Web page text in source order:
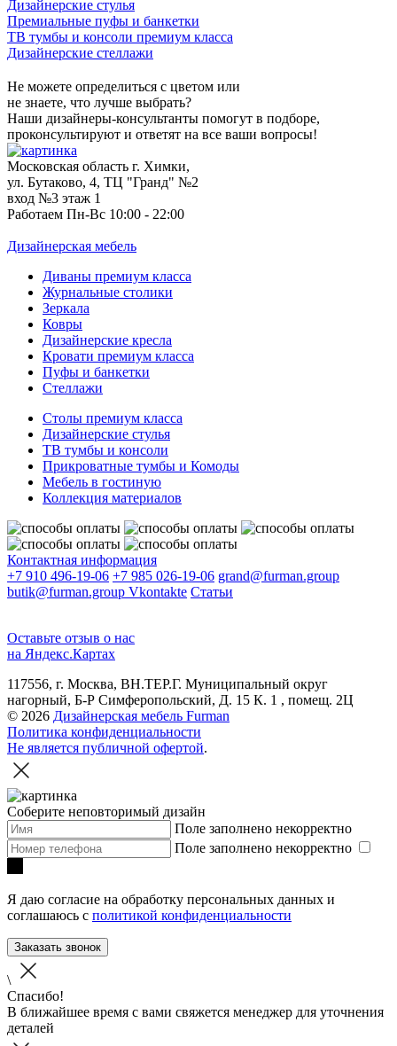
Дизайнерские стулья
Премиальные пуфы и банкетки
ТВ тумбы и консоли премиум класса
Дизайнерские стеллажи
Не можете определиться с цветом или
не знаете, что лучше выбрать?
Наши дизайнеры-консультанты помогут в подборе,
проконсультируют и ответят на все ваши вопросы!
Московская область г. Химки,
ул. Бутаково, 4, ТЦ "Гранд" №2
вход №3 этаж 1
Работаем Пн-Вс 10:00 - 22:00
Дизайнерская мебель
Диваны премиум класса
Журнальные столики
Зеркала
Ковры
Дизайнерские кресла
Кровати премиум класса
Пуфы и банкетки
Стеллажи
Столы премиум класса
Дизайнерские стулья
ТВ тумбы и консоли
Прикроватные тумбы и Комоды
Мебель в гостиную
Коллекция материалов
Контактная информация
+7 910 496-19-06 +7 985 026-19-06 grand@furman.group
butik@furman.group Vkontakte Статьи
Оставьте отзыв о нас
на Яндекс.Картах
117556, г. Москва, ВН.ТЕР.Г. Муниципальный округ
нагорный, Б-Р Симферопольский, Д. 15 К. 1 , помещ. 2Ц
© 2026 Дизайнерская мебель Furman
Политика конфиденциальности
Не является публичной офертой.
Соберите неповторимый дизайн
Поле заполнено некорректно
Поле заполнено некорректно
Я даю согласие на обработку персональных данных и
соглашаюсь с политикой конфиденциальности
Заказать звонок
\
Спасибо!
В ближайшее время с вами свяжется менеджер для уточнения
деталей